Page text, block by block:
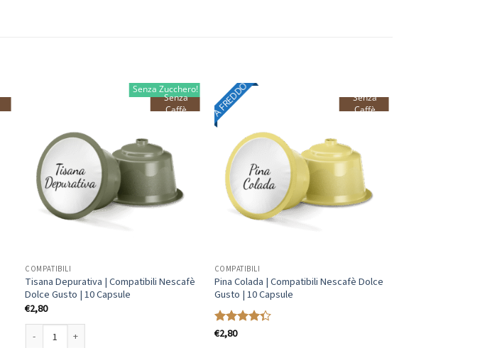
Senza Zucchero!
Senza
Caffè
COMPATIBILI
Tisana Depurativa | Compatibili Nescafè
Dolce Gusto | 10 Capsule
€2,80
Senza
Caffè
A FREDDO
COMPATIBILI
Pina Colada | Compatibili Nescafè Dolce
Gusto | 10 Capsule
Valutato
€2,80